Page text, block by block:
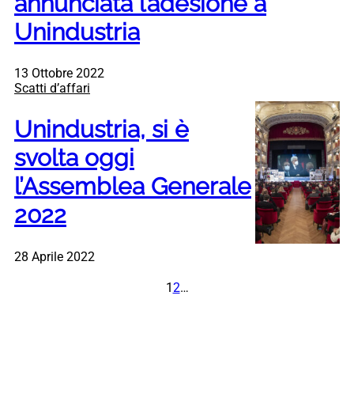
Unindustria
13 Ottobre 2022
Scatti d’affari
Unindustria, si è
svolta oggi
l’Assemblea Generale
2022
28 Aprile 2022
1 2…